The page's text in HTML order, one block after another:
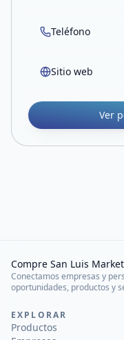
Teléfono
Sitio web
Ver
Compre San Luis
Conectamos empresas y
oportunidades, productos y
EXPLORAR
Productos